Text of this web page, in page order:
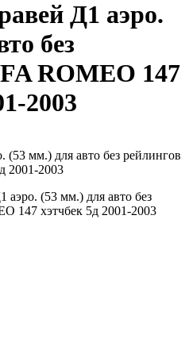
Д1 аэро.
без
ROMEO 147
2003